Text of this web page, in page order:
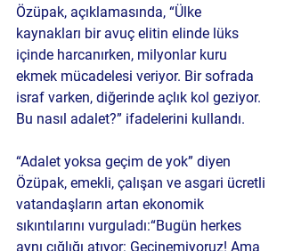
Özüpak, açıklamasında, “Ülke
kaynakları bir avuç elitin elinde lüks
içinde harcanırken, milyonlar kuru
ekmek mücadelesi veriyor. Bir sofrada
israf varken, diğerinde açlık kol geziyor.
Bu nasıl adalet?” ifadelerini kullandı.
“Adalet yoksa geçim de yok” diyen
Özüpak, emekli, çalışan ve asgari ücretli
vatandaşların artan ekonomik
sıkıntılarını vurguladı:“Bugün herkes
aynı çığlığı atıyor: Geçinemiyoruz! Ama